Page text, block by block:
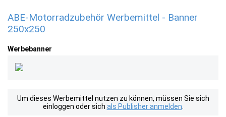
ABE-Motorradzubehör Werbemittel - Banner
250x250
Werbebanner
Um dieses Werbemittel nutzen zu können, müssen Sie sich
einloggen oder sich als Publisher anmelden